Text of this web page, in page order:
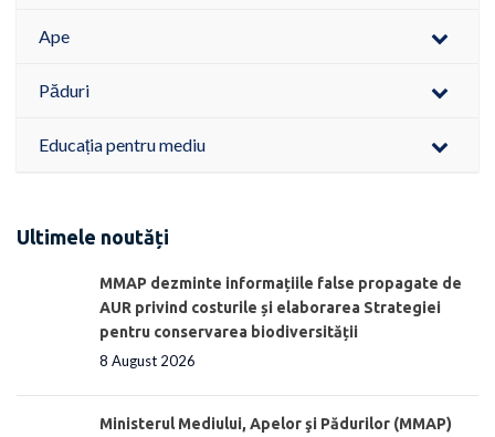
Ape
Păduri
Educația pentru mediu
Ultimele noutăți
MMAP dezminte informațiile false propagate de
AUR privind costurile și elaborarea Strategiei
pentru conservarea biodiversității
8 August 2026
Ministerul Mediului, Apelor şi Pădurilor (MMAP)